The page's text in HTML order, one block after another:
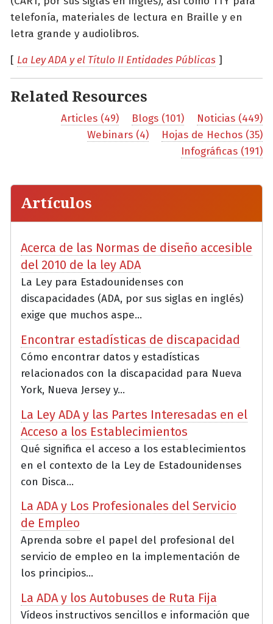
telefonía, materiales de lectura en Braille y en
letra grande y audiolibros.
[ La Ley ADA y el Título II Entidades Públicas ]
Related Resources
Articles (49) Blogs (101)
Noticias (449)
Webinars (4)
Hojas de Hechos (35)
Infográficas (191)
Artículos
Acerca de las Normas de diseño accesible
del 2010 de la ley ADA
La Ley para Estadounidenses con
discapacidades (ADA, por sus siglas en inglés)
exige que muchos aspe...
Encontrar estadísticas de discapacidad
Cómo encontrar datos y estadísticas
relacionados con la discapacidad para Nueva
York, Nueva Jersey y...
La Ley ADA y las Partes Interesadas en el
Acceso a los Establecimientos
Qué significa el acceso a los establecimientos
en el contexto de la Ley de Estadounidenses
con Disca...
La ADA y Los Profesionales del Servicio
de Empleo
Aprenda sobre el papel del profesional del
servicio de empleo en la implementación de
los principios...
La ADA y los Autobuses de Ruta Fija
Vídeos instructivos sencillos e información que